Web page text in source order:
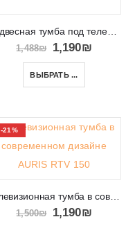
Подвесная тумба под телевизор VIGO RTV 140
1,488₪ 1,190₪
ВЫБРАТЬ ...
-21%
Телевизионная тумба в современном дизайне AURIS RTV 150
1,500₪ 1,190₪